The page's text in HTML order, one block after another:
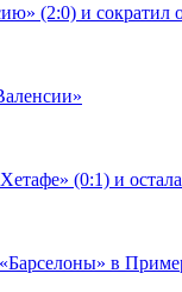
(2:0) и сократил
(0:1) и
в